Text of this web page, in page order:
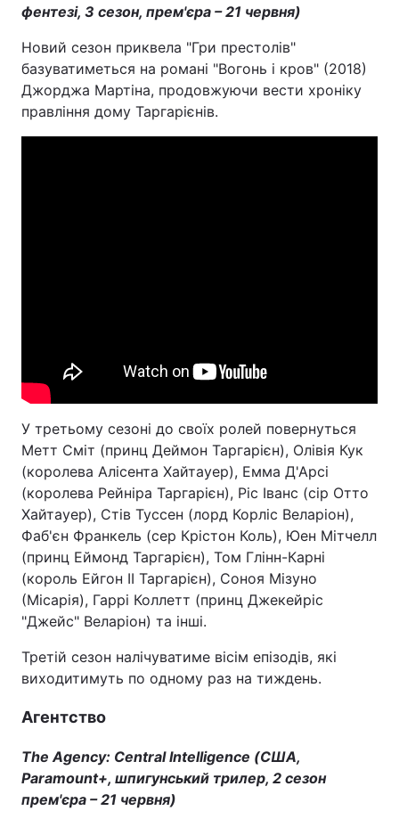
фентезі, 3 сезон, прем'єра – 21 червня)
Новий сезон приквела "Гри престолів"
базуватиметься на романі "Вогонь і кров" (2018)
Джорджа Мартіна, продовжуючи вести хроніку
правління дому Таргарієнів.
У третьому сезоні до своїх ролей повернуться
Метт Сміт (принц Деймон Таргарієн), Олівія Кук
(королева Алісента Хайтауер), Емма Д'Арсі
(королева Рейніра Таргарієн), Ріс Іванс (сір Отто
Хайтауер), Стів Туссен (лорд Корліс Веларіон),
Фаб'єн Франкель (сер Крістон Коль), Юен Мітчелл
(принц Еймонд Таргарієн), Том Глінн-Карні
(король Ейгон II Таргарієн), Соноя Мізуно
(Місарія), Гаррі Коллетт (принц Джекейріс
"Джейс" Веларіон) та інші.
Третій сезон налічуватиме вісім епізодів, які
виходитимуть по одному раз на тиждень.
Агентство
The Agency: Central Intelligence (США,
Paramount+, шпигунський трилер, 2 сезон
прем'єра – 21 червня)